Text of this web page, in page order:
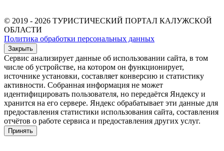
© 2019 - 2026 ТУРИСТИЧЕСКИЙ ПОРТАЛ КАЛУЖСКОЙ
ОБЛАСТИ
Политика обработки персональных данных
Закрыть
Сервис анализирует данные об использовании сайта, в том
числе об устройстве, на котором он функционирует,
источнике установки, составляет конверсию и статистику
активности. Собранная информация не может
идентифицировать пользователя, но передаётся Яндексу и
хранится на его сервере. Яндекс обрабатывает эти данные для
предоставления статистики использования сайта, составления
отчётов о работе сервиса и предоставления других услуг.
Принять